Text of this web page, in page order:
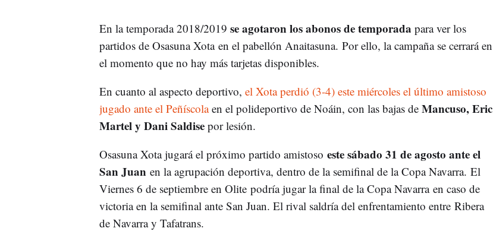
En la temporada 2018/2019 se agotaron los abonos de temporada para ver los
partidos de Osasuna Xota en el pabellón Anaitasuna. Por ello, la campaña se cerrará en
el momento que no hay más tarjetas disponibles.
En cuanto al aspecto deportivo, el Xota perdió (3-4) este miércoles el último amistoso
jugado ante el Peñíscolaen el polideportivo de Noáin, con las bajas deMancuso, Eric
Martel y Dani Saldise por lesión.
Osasuna Xota jugará el próximo partido amistoso este sábado 31 de agosto ante el
San Juan en la agrupación deportiva, dentro de la semifinal de la Copa Navarra. El
Viernes 6 de septiembre en Olite podría jugar la final de la Copa Navarra en caso de
victoria en la semifinal ante San Juan. El rival saldría del enfrentamiento entre Ribera
de Navarra y Tafatrans.